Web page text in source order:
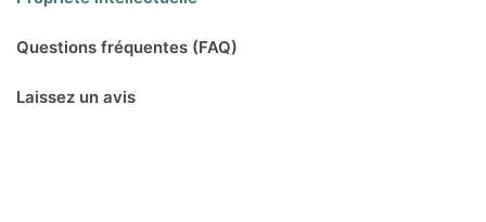
Questions fréquentes (FAQ)
Laissez un avis